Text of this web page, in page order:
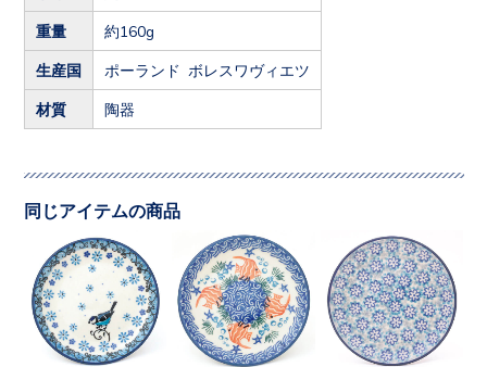
重量 約160g
生産国 ポーランド ボレスワヴィエツ
材質 陶器
同じアイテムの商品